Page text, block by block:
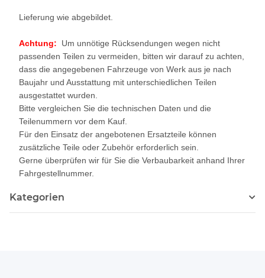
Lieferung wie abgebildet.
Achtung: Um unnötige Rücksendungen wegen nicht
passenden Teilen zu vermeiden, bitten wir darauf zu achten,
dass die angegebenen Fahrzeuge von Werk aus je nach
Baujahr und Ausstattung mit unterschiedlichen Teilen
ausgestattet wurden.
Bitte vergleichen Sie die technischen Daten und die
Teilenummern vor dem Kauf.
Für den Einsatz der angebotenen Ersatzteile können
zusätzliche Teile oder Zubehör erforderlich sein.
Gerne überprüfen wir für Sie die Verbaubarkeit anhand Ihrer
Fahrgestellnummer.
Kategorien